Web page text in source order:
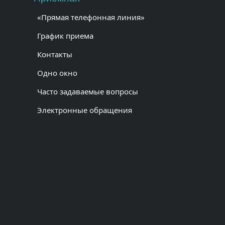
«Прямая телефонная линия»
График приема
Контакты
Одно окно
Часто задаваемые вопросы
Электронные обращения